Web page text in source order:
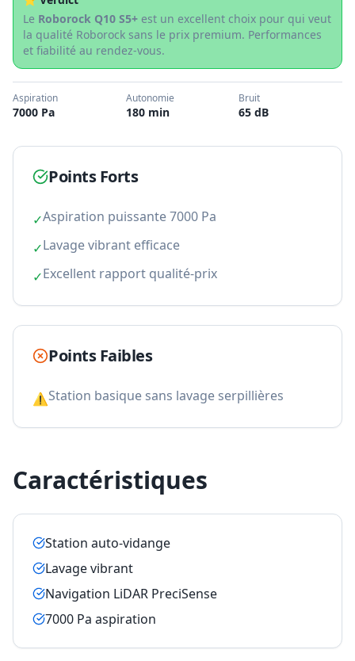
Le Roborock Q10 S5+ est un excellent choix pour qui veut
la qualité Roborock sans le prix premium. Performances
et fiabilité au rendez-vous.
Aspiration
7000 Pa
Autonomie
180 min
Bruit
65 dB
Points Forts
✓Aspiration puissante 7000 Pa
✓Lavage vibrant efficace
✓Excellent rapport qualité-prix
Points Faibles
⚠Station basique sans lavage serpillières
Caractéristiques
Station auto-vidange
Lavage vibrant
Navigation LiDAR PreciSense
7000 Pa aspiration